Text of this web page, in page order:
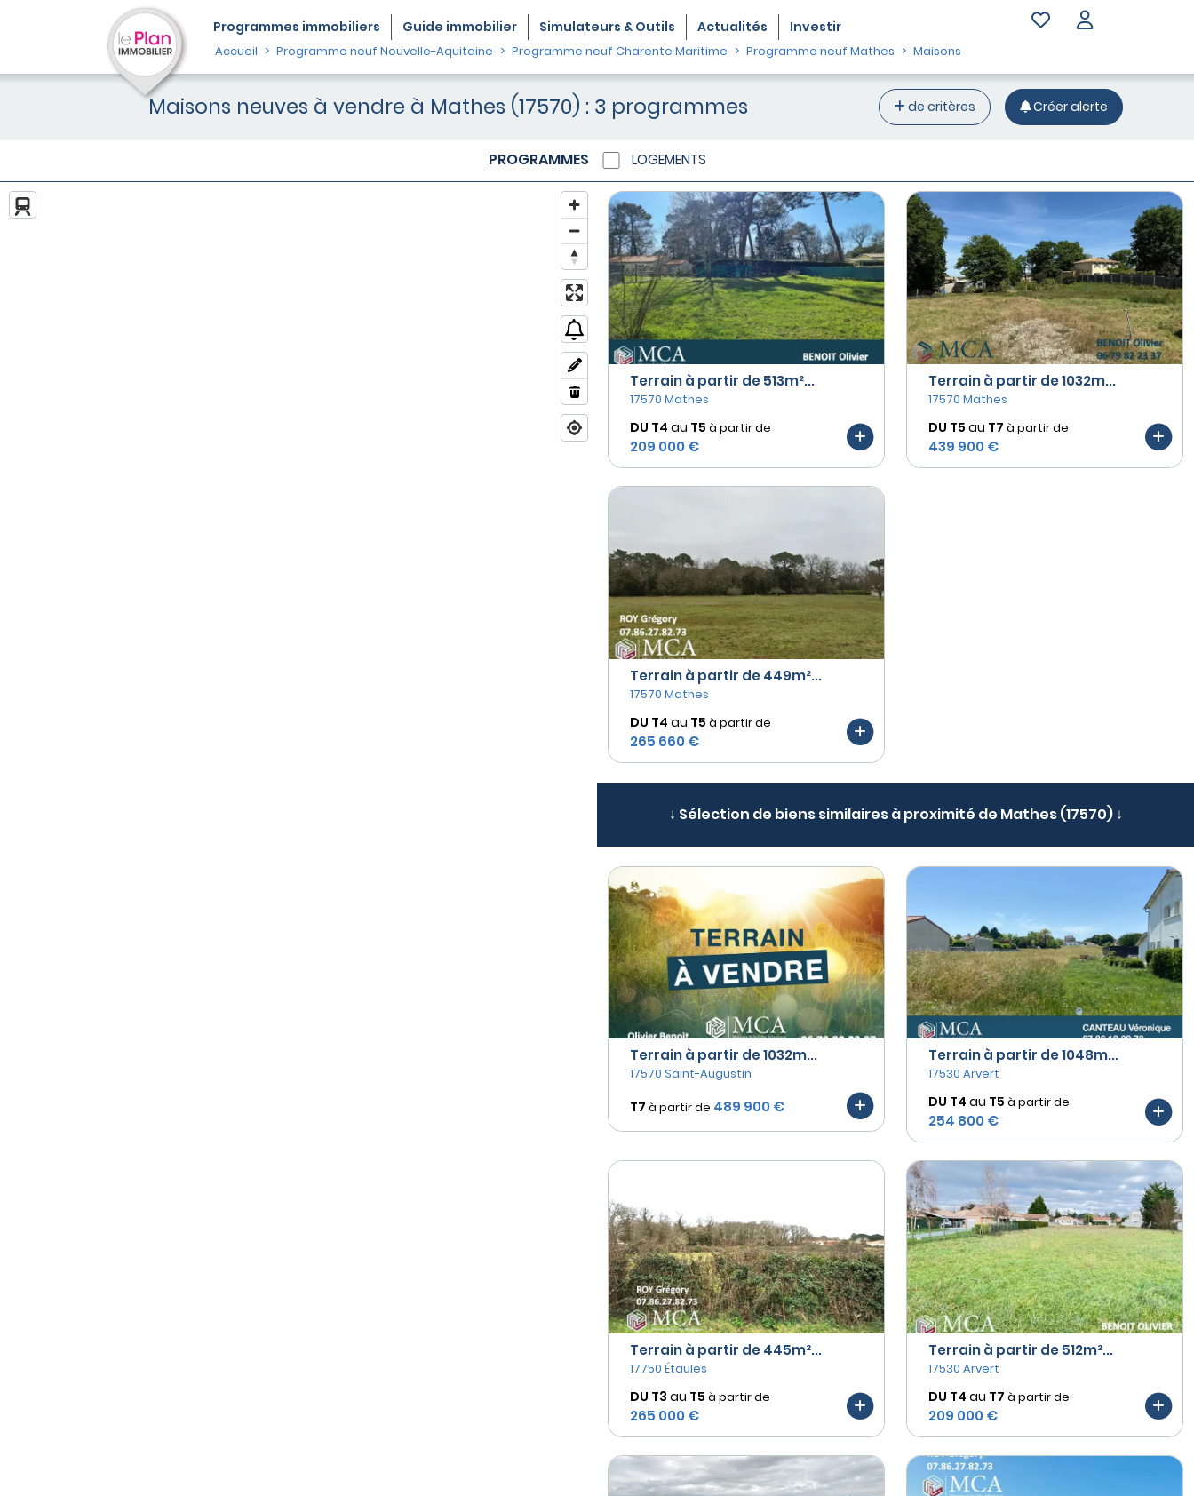
Programmes immobiliers Guide immobilier Simulateurs & Outils Actualités Investir
Accueil Programme neuf Nouvelle-Aquitaine Programme neuf Charente Maritime Programme neuf Mathes Maisons
Maisons neuves à vendre à Mathes (17570) : 3 programmes de critères Créer alerte
PROGRAMMES LOGEMENTS
Terrain à partir de 513m²...
17570 Mathes
DU T4 au T5 à partir de
209 000 €
Terrain à partir de 1032m...
17570 Mathes
DU T5 au T7 à partir de
439 900 €
Terrain à partir de 449m²...
17570 Mathes
DU T4 au T5 à partir de
265 660 €
↓ Sélection de biens similaires à proximité de Mathes (17570) ↓
Terrain à partir de 1032m...
17570 Saint-Augustin
T7 à partir de 489 900 €
Terrain à partir de 1048m...
17530 Arvert
DU T4 au T5 à partir de
254 800 €
Terrain à partir de 445m²...
17750 Étaules
DU T3 au T5 à partir de
265 000 €
Terrain à partir de 512m²...
17530 Arvert
DU T4 au T7 à partir de
209 000 €